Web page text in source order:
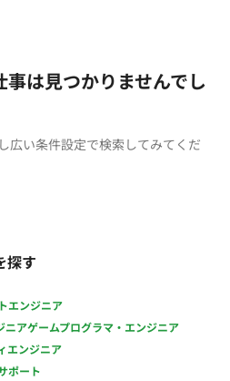
は見つかりませんでし
広い条件設定で検索してみてくだ
探す
エンジニア
ニアゲームプログラマ・エンジニア
エンジニア
ポート